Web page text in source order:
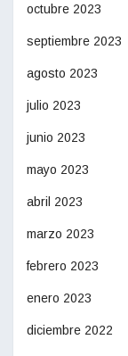
octubre 2023
septiembre 2023
agosto 2023
julio 2023
junio 2023
mayo 2023
abril 2023
marzo 2023
febrero 2023
enero 2023
diciembre 2022